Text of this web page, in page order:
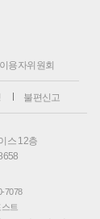
이용자위원회
불편신고
스 12층
7078
트